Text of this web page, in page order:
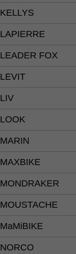
KELLYS
LAPIERRE
LEADER FOX
LEVIT
LIV
LOOK
MARIN
MAXBIKE
MONDRAKER
MOUSTACHE
MaMiBIKE
NORCO